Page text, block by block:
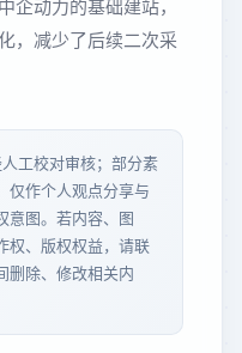
企动力的基础建站，
，减少了后续二次采
工校对审核；部分素
仅作个人观点分享与
意图。若内容、图
权、版权权益，请联
删除、修改相关内